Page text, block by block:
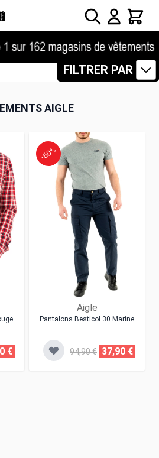
Rechercher
Panier
AIGLE
FILTRER PAR
€
Aigle
Pantalons Besticol 30 Marine
-60%
94,90 € 37,90 €